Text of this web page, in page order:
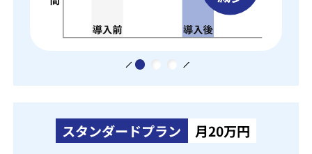
スタンダードプラン
月20万円